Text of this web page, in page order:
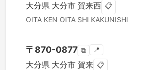
大分県 大分市 賀来西 📋
OITA KEN OITA SHI KAKUNISHI
〒 870-0877 ⧉ 📍
大分県 大分市 賀来 📋